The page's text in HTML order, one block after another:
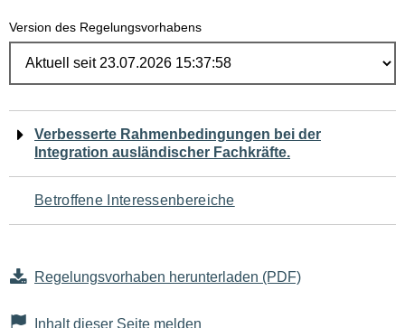
Version des Regelungsvorhabens
Navigation
für
den
Verbesserte Rahmenbedingungen bei der
Integration ausländischer Fachkräfte.
Betroffene Interessenbereiche
Regelungsvorhaben herunterladen (PDF)
Inhalt dieser Seite melden